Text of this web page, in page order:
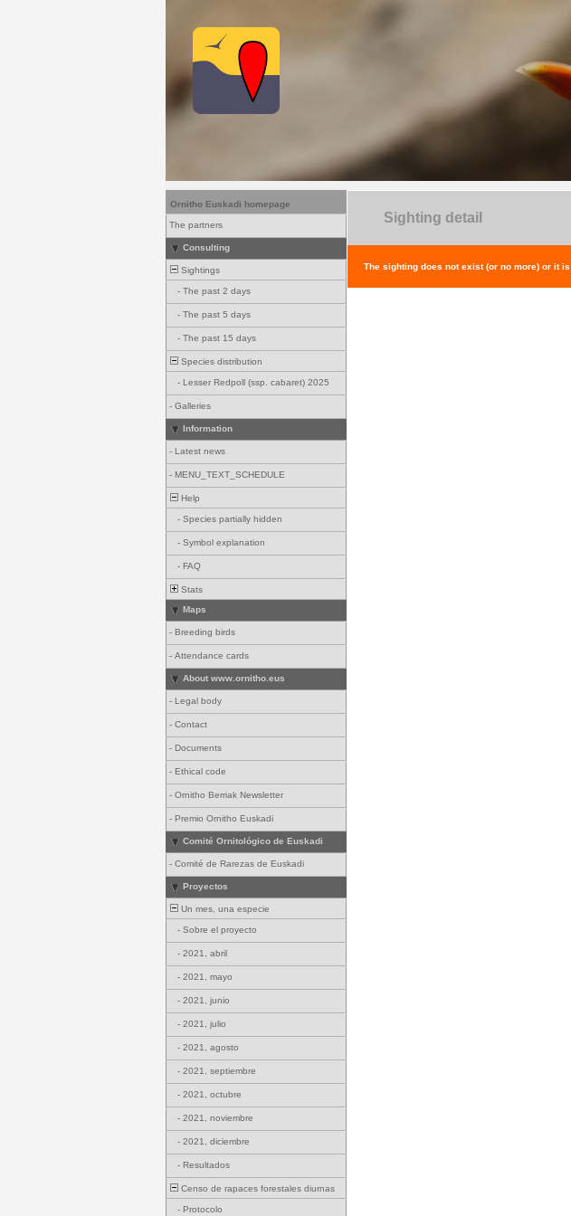
Ornitho Euskadi homepage
The partners
Consulting
Sightings
- The past 2 days
- The past 5 days
- The past 15 days
Species distribution
- Lesser Redpoll (ssp. cabaret) 2025
- Galleries
Information
- Latest news
- MENU_TEXT_SCHEDULE
Help
- Species partially hidden
- Symbol explanation
- FAQ
Stats
Maps
- Breeding birds
- Attendance cards
About www.ornitho.eus
- Legal body
- Contact
- Documents
- Ethical code
- Ornitho Berriak Newsletter
- Premio Ornitho Euskadi
Comité Ornitológico de Euskadi
- Comité de Rarezas de Euskadi
Proyectos
Un mes, una especie
- Sobre el proyecto
- 2021, abril
- 2021, mayo
- 2021, junio
- 2021, julio
- 2021, agosto
- 2021, septiembre
- 2021, octubre
- 2021, noviembre
- 2021, diciembre
- Resultados
Censo de rapaces forestales diurnas
- Protocolo
Sighting detail
The sighting does not exist (or no more) or it is